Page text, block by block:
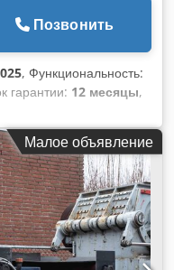
Позвонить
, Функциональность:
гарантии: 12 месяцы,
фасовки
решением для
продукции. Они
бережную обработку.
продукта
высокое
для чувствительных
работы
технологии лежит
Малое объявление